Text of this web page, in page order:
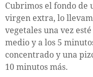
Cubrimos el fondo de
virgen extra, lo
vegetales una vez
medio y a los 5
concentrado y una
10 minutos más.